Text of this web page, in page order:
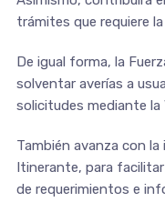
trámites que requiere
De igual forma, la
solventar averías a
solicitudes mediante la
También avanza con
Itinerante, para
de requerimientos e